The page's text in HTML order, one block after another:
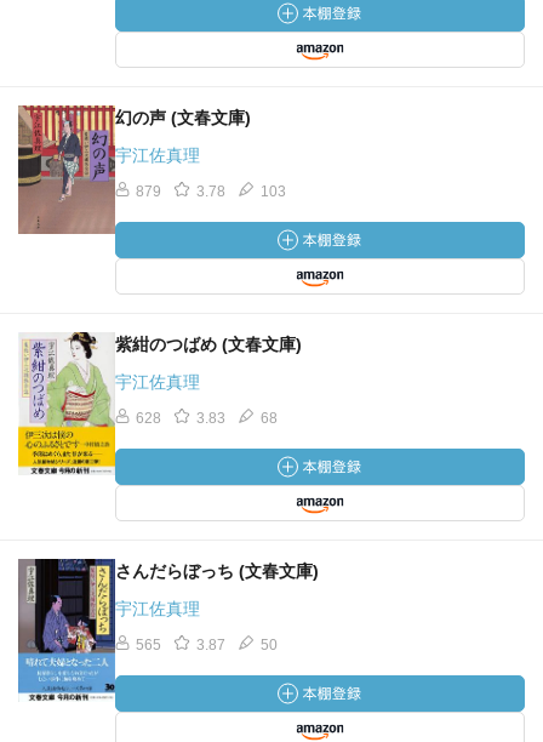
幻の声 (文春文庫)
宇江佐真理
879 3.78 103
紫紺のつばめ (文春文庫)
宇江佐真理
628 3.83 68
さんだらぼっち (文春文庫)
宇江佐真理
565 3.87 50